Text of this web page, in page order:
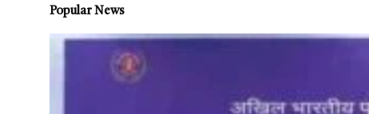
Popular News